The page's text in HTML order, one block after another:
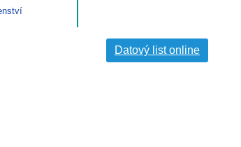
Datový list online